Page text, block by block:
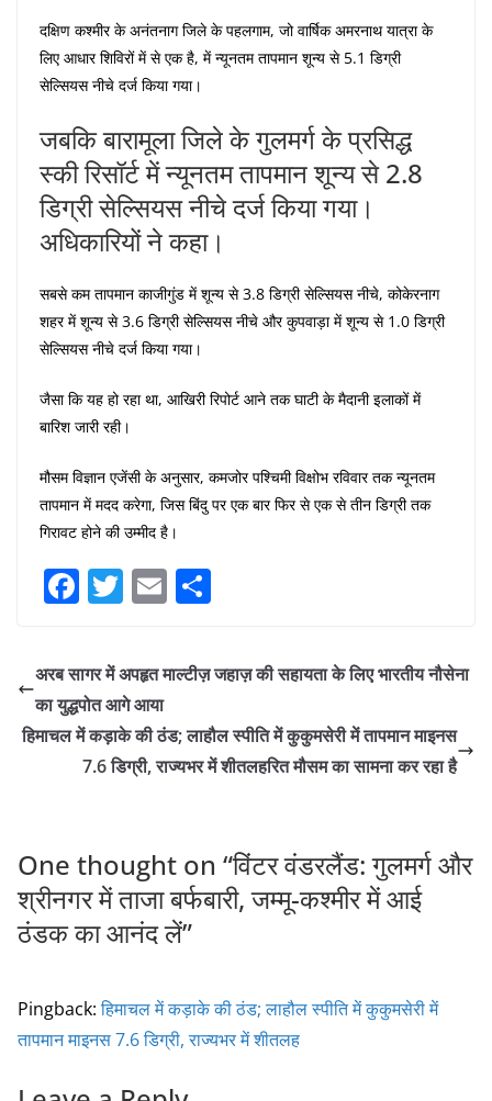
दक्षिण कश्मीर के अनंतनाग जिले के पहलगाम, जो वार्षिक अमरनाथ यात्रा के
लिए आधार शिविरों में से एक है, में न्यूनतम तापमान शून्य से 5.1 डिग्री
सेल्सियस नीचे दर्ज किया गया।
जबकि बारामूला जिले के गुलमर्ग के प्रसिद्ध
स्की रिसॉर्ट में न्यूनतम तापमान शून्य से 2.8
डिग्री सेल्सियस नीचे दर्ज किया गया।
अधिकारियों ने कहा।
सबसे कम तापमान काजीगुंड में शून्य से 3.8 डिग्री सेल्सियस नीचे, कोकेरनाग
शहर में शून्य से 3.6 डिग्री सेल्सियस नीचे और कुपवाड़ा में शून्य से 1.0 डिग्री
सेल्सियस नीचे दर्ज किया गया।
जैसा कि यह हो रहा था, आखिरी रिपोर्ट आने तक घाटी के मैदानी इलाकों में
बारिश जारी रही।
मौसम विज्ञान एजेंसी के अनुसार, कमजोर पश्चिमी विक्षोभ रविवार तक न्यूनतम
तापमान में मदद करेगा, जिस बिंदु पर एक बार फिर से एक से तीन डिग्री तक
गिरावट होने की उम्मीद है।
F
c
e
b
o
T
itt
er
E
ai
l
ar
e
अरब सागर में अपहृत माल्टीज़ जहाज़ की सहायता के लिए भारतीय नौसेना
का युद्धपोत आगे आया
हिमाचल में कड़ाके की ठंड; लाहौल स्पीति में कुकुमसेरी में तापमान माइनस
7.6 डिग्री, राज्यभर में शीतलहरित मौसम का सामना कर रहा है
One thought on “विंटर वंडरलैंड: गुलमर्ग और
श्रीनगर में ताजा बर्फबारी, जम्मू-कश्मीर में आई
ठंडक का आनंद लें”
Pingback:हिमाचल में कड़ाके की ठंड; लाहौल स्पीति में कुकुमसेरी में
तापमान माइनस 7.6 डिग्री, राज्यभर में शीतलह